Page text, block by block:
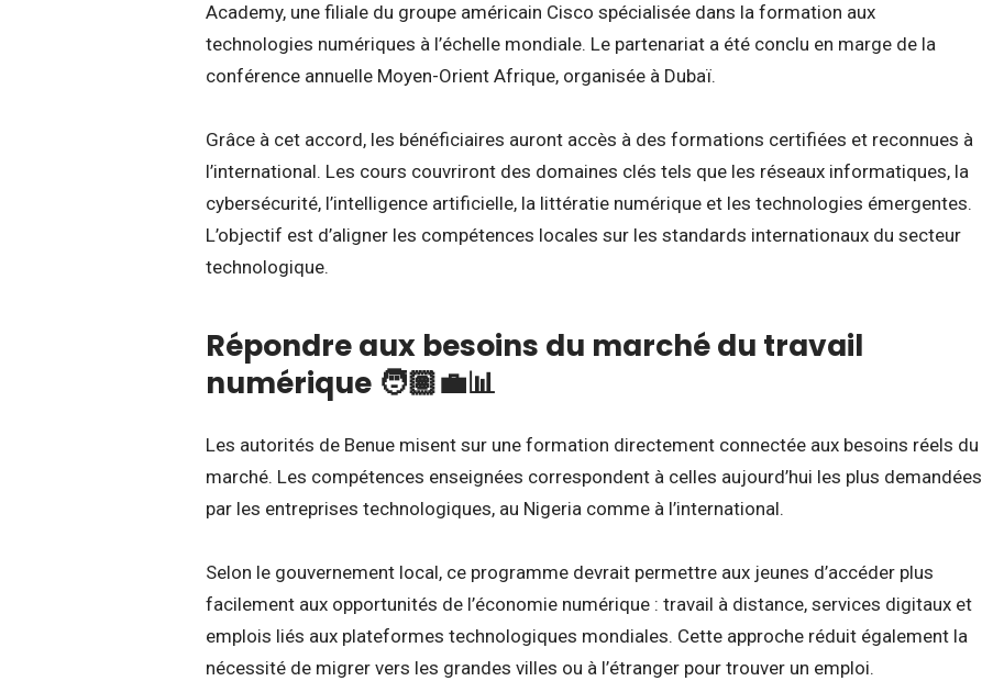
Academy, une filiale du groupe américain Cisco spécialisée dans la formation aux
technologies numériques à l’échelle mondiale. Le partenariat a été conclu en marge de la
conférence annuelle Moyen-Orient Afrique, organisée à Dubaï.
Grâce à cet accord, les bénéficiaires auront accès à des formations certifiées et reconnues à
l’international. Les cours couvriront des domaines clés tels que les réseaux informatiques, la
cybersécurité, l’intelligence artificielle, la littératie numérique et les technologies émergentes.
L’objectif est d’aligner les compétences locales sur les standards internationaux du secteur
technologique.
Répondre aux besoins du marché du travail
numérique 🧑🏽‍💼📊
Les autorités de Benue misent sur une formation directement connectée aux besoins réels du
marché. Les compétences enseignées correspondent à celles aujourd’hui les plus demandées
par les entreprises technologiques, au Nigeria comme à l’international.
Selon le gouvernement local, ce programme devrait permettre aux jeunes d’accéder plus
facilement aux opportunités de l’économie numérique : travail à distance, services digitaux et
emplois liés aux plateformes technologiques mondiales. Cette approche réduit également la
nécessité de migrer vers les grandes villes ou à l’étranger pour trouver un emploi.